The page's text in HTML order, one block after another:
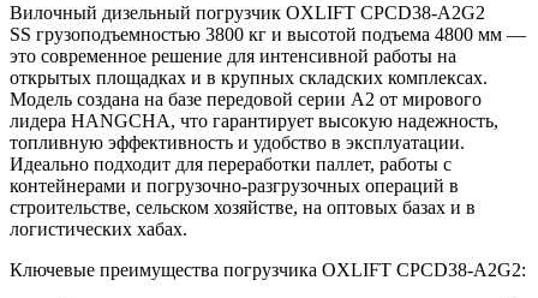
Вилочный дизельный погрузчик OXLIFT CPCD38-A2G2
SS грузоподъемностью 3800 кг и высотой подъема 4800 мм —
это современное решение для интенсивной работы на
открытых площадках и в крупных складских комплексах.
Модель создана на базе передовой серии A2 от мирового
лидера HANGCHA, что гарантирует высокую надежность,
топливную эффективность и удобство в эксплуатации.
Идеально подходит для переработки паллет, работы с
контейнерами и погрузочно-разгрузочных операций в
строительстве, сельском хозяйстве, на оптовых базах и в
логистических хабах.
Ключевые преимущества погрузчика OXLIFT CPCD38-A2G2: